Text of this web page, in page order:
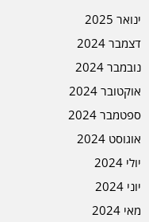
ינואר 2025
דצמבר 2024
נובמבר 2024
אוקטובר 2024
ספטמבר 2024
אוגוסט 2024
יולי 2024
יוני 2024
מאי 2024